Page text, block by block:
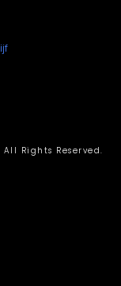
Rights Reserved.